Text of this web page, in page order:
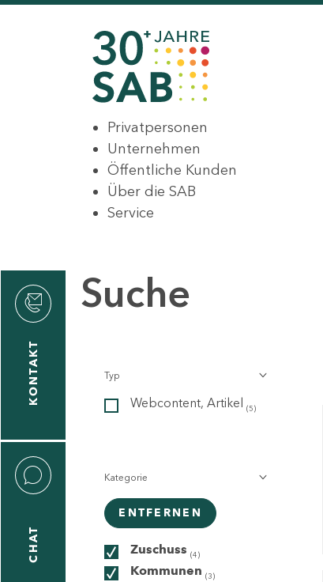
Privatpersonen
Unternehmen
Öffentliche Kunden
Über die SAB
Service
KONTAKT
CHAT
Suche
Typ
Webcontent, Artikel (5)
Kategorie
ENTFERNEN
Zuschuss (4)
Kommunen (3)